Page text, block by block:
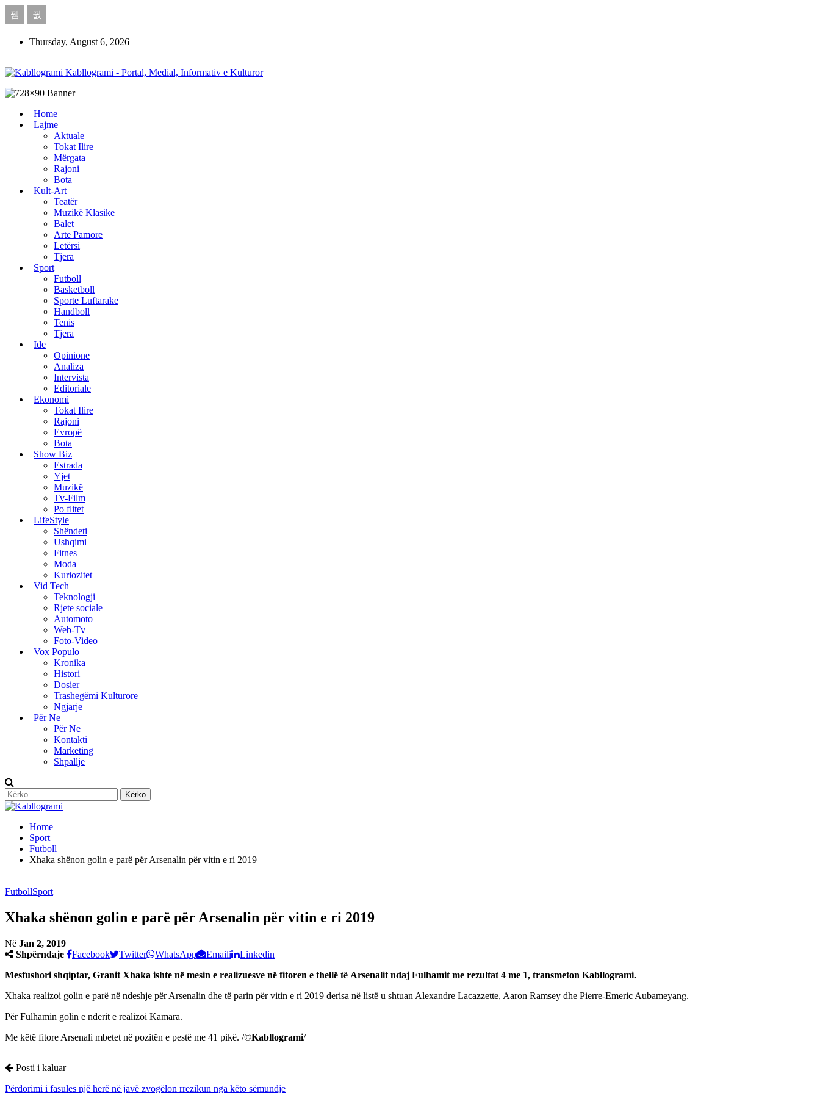
Thursday, August 6, 2026
Kabllogrami - Portal, Medial, Informativ e Kulturor
Home
Lajme
Aktuale
Tokat Ilire
Mërgata
Rajoni
Bota
Kult-Art
Teatër
Muzikë Klasike
Balet
Arte Pamore
Letërsi
Tjera
Sport
Futboll
Basketboll
Sporte Luftarake
Handboll
Tenis
Tjera
Ide
Opinione
Analiza
Intervista
Editoriale
Ekonomi
Tokat Ilire
Rajoni
Evropë
Bota
Show Biz
Estrada
Yjet
Muzikë
Tv-Film
Po flitet
LifeStyle
Shëndeti
Ushqimi
Fitnes
Moda
Kuriozitet
Vid Tech
Teknologji
Rjete sociale
Automoto
Web-Tv
Foto-Video
Vox Populo
Kronika
Histori
Dosier
Trashegëmi Kulturore
Ngjarje
Për Ne
Për Ne
Kontakti
Marketing
Shpallje
Home
Sport
Futboll
Xhaka shёnon golin e parё pёr Arsenalin për vitin e ri 2019
FutbollSport
Xhaka shёnon golin e parё pёr Arsenalin për vitin e ri 2019
Në Jan 2, 2019
Shpërndaje
Facebook Twitter WhatsApp Emaili
Linkedin
Mesfushori shqiptar, Granit Xhaka ishte në mesin e realizuesve në fitoren e thellё tё Arsenalit ndaj Fulhamit me rezultat 4 me 1, transmeton Kabllogrami.
Xhaka realizoi golin e parë nё ndeshje pёr Arsenalin dhe tё parin për vitin e ri 2019 derisa në listë u shtuan Alexandre Lacazzette, Aaron Ramsey dhe Pierre-Emeric Aubameyang.
Për Fulhamin golin e nderit e realizoi Kamara.
Me këtë fitore Arsenali mbetet në pozitën e pestë me 41 pikë. /©Kabllogrami/
Posti i kaluar
Pёrdorimi i fasules njё herё në javë zvogëlon rrezikun nga këto sëmundje